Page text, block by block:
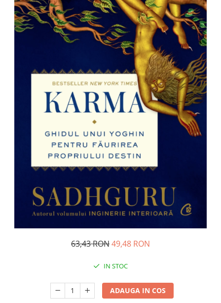
Resurse umane
Vanzari si marketing
Carte prescolara
Dictionare de limba romana
Ghiduri de conversatie
Invatamant primar
Invatarea limbilor straine
Povesti si povestiri
Carti pentru copii
Activitati si jocuri pentru copii
Atlase, dictionare si enciclopedii
63,43 RON49,48 RON
IN STOC
ADAUGA IN COS